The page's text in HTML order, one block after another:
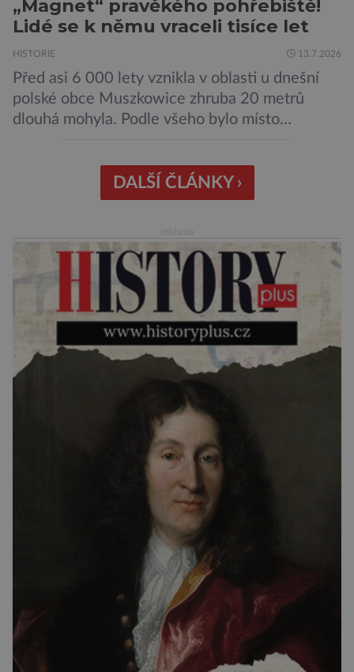
„Magnet“ pravěkého pohřebiště!
Lidé se k němu vraceli tisíce let
HISTORIE 13.7.2026
Před asi 6 000 lety vznikla v oblasti u dnešní
polské obce Muszkowice zhruba 20 metrů
dlouhá mohyla. Podle všeho bylo místo
mohyl, které se nacházejí v ose té starší. Na
archeologických pracích se podíleli experti ze
DALŠÍ ČLÁNKY ›